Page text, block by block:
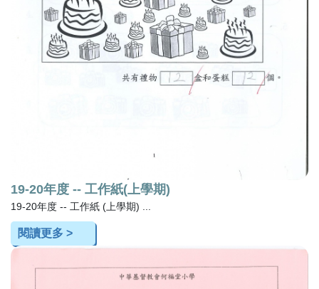
19-20年度 -- 工作紙(上學期)
19-20年度 -- 工作紙 (上學期) ...
閱讀更多 >